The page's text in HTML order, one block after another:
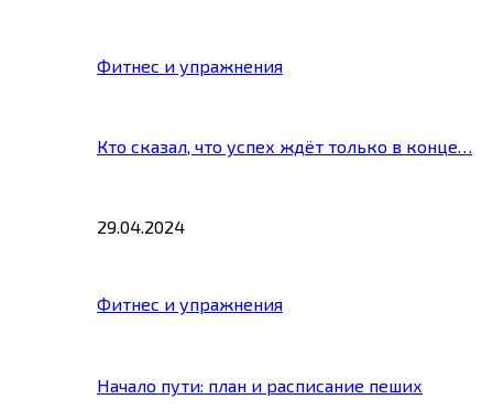
Фитнес и упражнения
Кто сказал, что успех ждёт только в конце…
29.04.2024
Фитнес и упражнения
Начало пути: план и расписание пеших